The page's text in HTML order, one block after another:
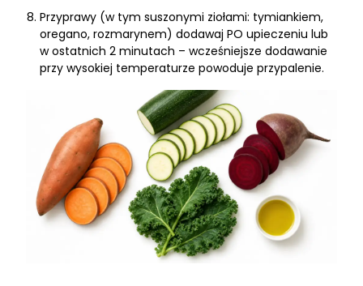
Przyprawy (w tym suszonymi ziołami: tymiankiem,
oregano, rozmarynem) dodawaj PO upieczeniu lub
w ostatnich 2 minutach – wcześniejsze dodawanie
przy wysokiej temperaturze powoduje przypalenie.